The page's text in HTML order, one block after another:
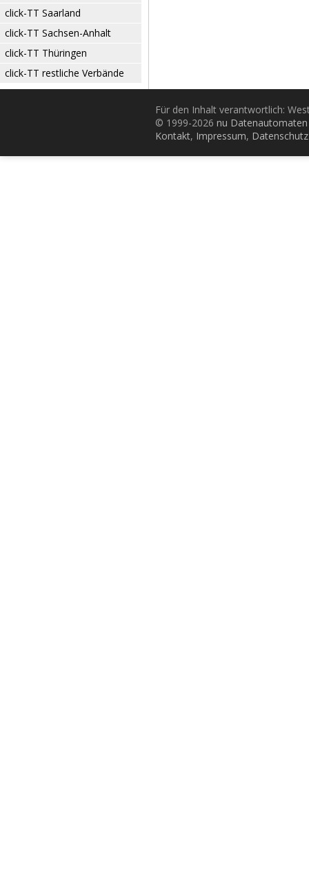
click-TT Saarland
click-TT Sachsen-Anhalt
click-TT Thüringen
click-TT restliche Verbände
Für den Inhalt verantwortlich:
© 1999-2026 nu
Kontakt, Impressum, Datenschutz